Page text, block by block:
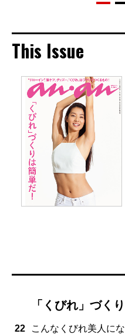
This Issue
「くびれ」づく
22
こんなくびれ美人にな